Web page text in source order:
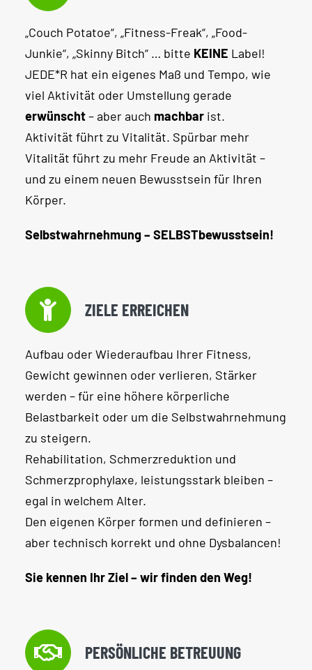
„Couch Potatoe“, „Fitness-Freak“, „Food-
Junkie“, „Skinny Bitch“ … bitte KEINE Label!
JEDE*R hat ein eigenes Maß und Tempo, wie
viel Aktivität oder Umstellung gerade
erwünscht– aber auch machbarist.
Aktivität führt zu Vitalität. Spürbar mehr
Vitalität führt zu mehr Freude an Aktivität –
und zu einem neuen Bewusstsein für Ihren
Körper.
Selbstwahrnehmung – SELBSTbewusstsein!
ZIELE ERREICHEN
Aufbau oder Wiederaufbau Ihrer Fitness,
Gewicht gewinnen oder verlieren, Stärker
werden – für eine höhere körperliche
Belastbarkeit oder um die Selbstwahrnehmung
zu steigern.
Rehabilitation, Schmerzreduktion und
Schmerzprophylaxe, leistungsstark bleiben –
egal in welchem Alter.
Den eigenen Körper formen und definieren –
aber technisch korrekt und ohne Dysbalancen!
Sie kennen Ihr Ziel – wir finden den Weg!
PERSÖNLICHE BETREUUNG